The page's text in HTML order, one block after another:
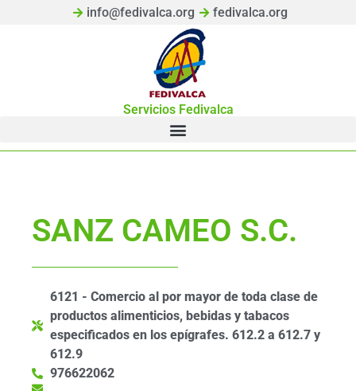
info@fedivalca.org fedivalca.org
Servicios Fedivalca
SANZ CAMEO S.C.
6121 - Comercio al por mayor de toda clase de
productos alimenticios, bebidas y tabacos
especificados en los epígrafes. 612.2 a 612.7 y
612.9
976622062